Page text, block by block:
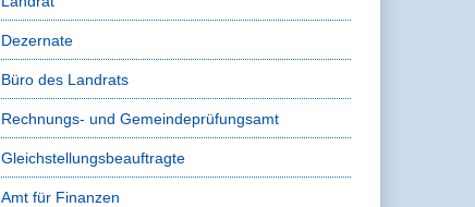
Dezernate
Büro des Landrats
Rechnungs- und Gemeindeprüfungsamt
Gleichstellungsbeauftragte
Amt für Finanzen